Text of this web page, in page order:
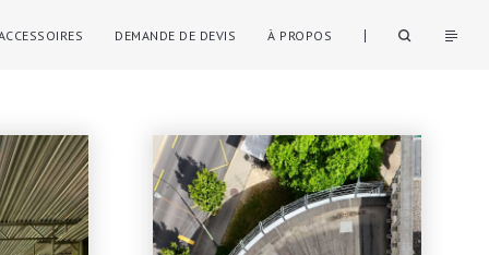
DEMANDE DE DEVIS À PROPOS